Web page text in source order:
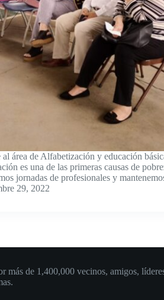
área de Alfabetización y educación
es una de las primeras causas de
jornadas de profesionales y
29, 2022
más de 1,400,000 vecinos, amigos,